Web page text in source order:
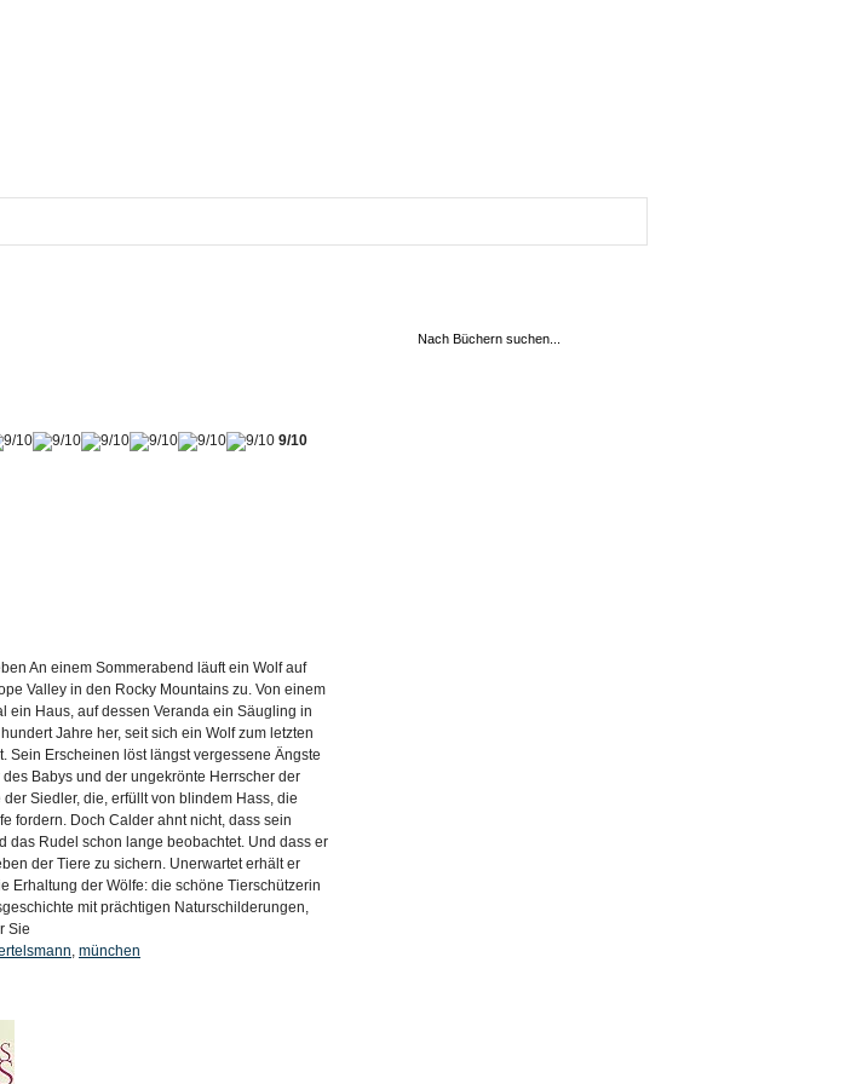
9/10
An einem Sommerabend läuft ein Wolf auf
Valley in den Rocky Mountains zu. Von einem
ein Haus, auf dessen Veranda ein Säugling in
Jahre her, seit sich ein Wolf zum letzten
Sein Erscheinen löst längst vergessene Ängste
Babys und der ungekrönte Herrscher der
Siedler, die, erfüllt von blindem Hass, die
fordern. Doch Calder ahnt nicht, dass sein
das Rudel schon lange beobachtet. Und dass er
der Tiere zu sichern. Unerwartet erhält er
Erhaltung der Wölfe: die schöne Tierschützerin
mit prächtigen Naturschilderungen,
Sie
, münchen